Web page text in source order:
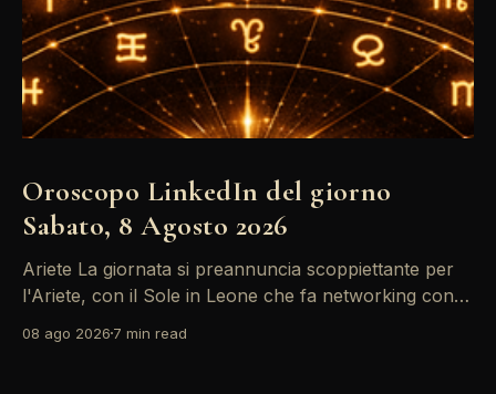
Oroscopo LinkedIn del giorno
Sabato, 8 Agosto 2026
Ariete La giornata si preannuncia scoppiettante per
l'Ariete, con il Sole in Leone che fa networking con la
d'oro per postare un aggiornamento che incapsuli la
08 ago 2026 7 min read